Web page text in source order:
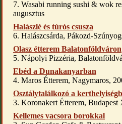
7. Wasabi running sushi & wok
augusztus
Halászlé és túrós csusza
6. Halászcsárda, Pákozd-
Olasz étterem Balatonföldváron
5. Nápolyi Pizzéria,
Ebéd a Dunakanyarban
4. Maros Étterem, Nagymaros,
Osztálytalálkozó a
3. Koronakert Étterem,
Kellemes vacsora borokkal